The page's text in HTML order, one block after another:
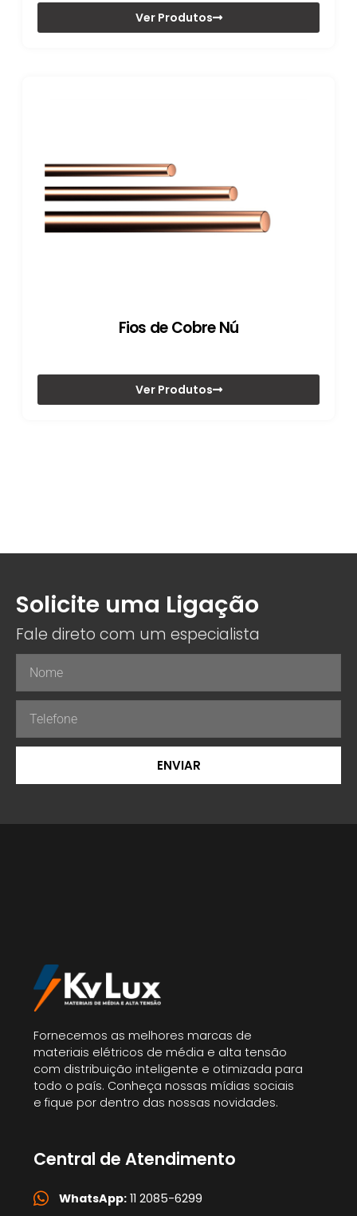
Ver Produtos
Fios de Cobre Nú
Ver Produtos
Solicite uma Ligação
Fale direto com um especialista
ENVIAR
Fornecemos as melhores marcas de
materiais elétricos de média e alta tensão
com distribuição inteligente e otimizada para
todo o país. Conheça nossas mídias sociais
e fique por dentro das nossas novidades.
Central de Atendimento
WhatsApp:11 2085-6299